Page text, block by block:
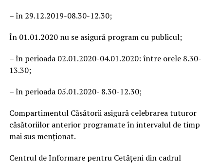
– în 29.12.2019-08.30-12.30;
În 01.01.2020 nu se asigură program cu publicul;
– în perioada 02.01.2020-04.01.2020: între orele 8.30-
13.30;
– în perioada 05.01.2020- 8.30-12.30;
Compartimentul Căsătorii asigură celebrarea tuturor
căsătoriilor anterior programate în intervalul de timp
mai sus menționat.
Centrul de Informare pentru Cetățeni din cadrul